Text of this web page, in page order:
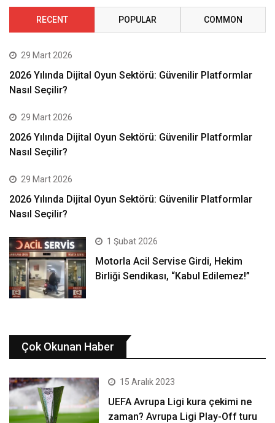
RECENT POPULAR COMMON
29 Mart 2026
2026 Yılında Dijital Oyun Sektörü: Güvenilir Platformlar
Nasıl Seçilir?
29 Mart 2026
2026 Yılında Dijital Oyun Sektörü: Güvenilir Platformlar
Nasıl Seçilir?
29 Mart 2026
2026 Yılında Dijital Oyun Sektörü: Güvenilir Platformlar
Nasıl Seçilir?
1 Şubat 2026
Motorla Acil Servise Girdi, Hekim
Birliği Sendikası, “Kabul Edilemez!”
Çok Okunan Haber
15 Aralık 2023
UEFA Avrupa Ligi kura çekimi ne
zaman? Avrupa Ligi Play-Off turu